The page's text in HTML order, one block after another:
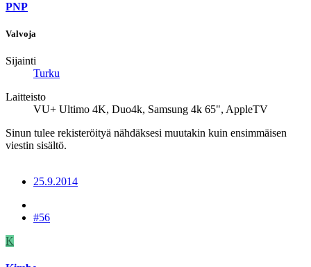
PNP
Valvoja
Sijainti
Turku
Laitteisto
VU+ Ultimo 4K, Duo4k, Samsung 4k 65", AppleTV
Sinun tulee rekisteröityä nähdäksesi muutakin kuin ensimmäisen
viestin sisältö.
25.9.2014
#56
K